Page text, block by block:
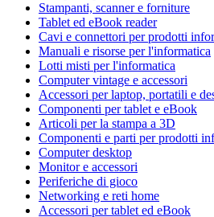
Stampanti, scanner e forniture
Tablet ed eBook reader
Cavi e connettori per prodotti
Manuali e risorse per l'informatica
Lotti misti per l'informatica
Computer vintage e accessori
Accessori per laptop, portatili e
Componenti per tablet e eBook
Articoli per la stampa a 3D
Componenti e parti per prodotti
Computer desktop
Monitor e accessori
Periferiche di gioco
Networking e reti home
Accessori per tablet ed eBook